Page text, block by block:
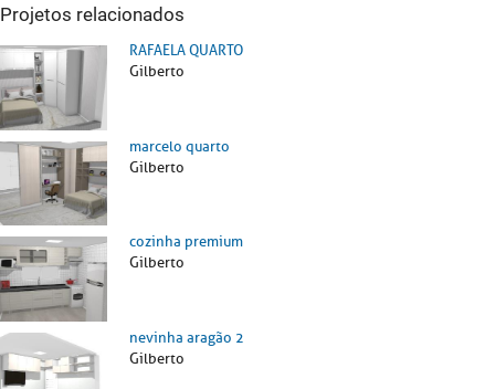
Projetos relacionados
RAFAELA QUARTO
Gilberto
marcelo quarto
Gilberto
cozinha premium
Gilberto
nevinha aragão 2
Gilberto